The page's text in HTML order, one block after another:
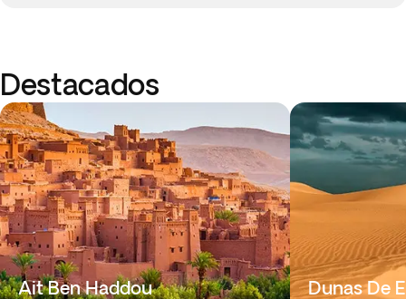
Destacados
Ait Ben Haddou Dunas De